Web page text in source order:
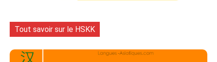
Tout savoir sur le HSKK